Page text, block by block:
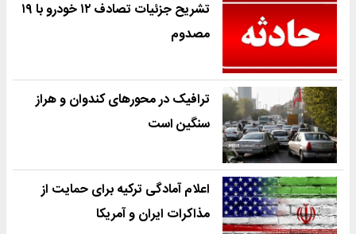
تشریح جزئیات تصادف ۱۲ خودرو با ۱۹
مصدوم
ترافیک در محورهای کندوان و هراز
سنگین است
اعلام آمادگی ترکیه برای حمایت از
مذاکرات ایران و آمریکا